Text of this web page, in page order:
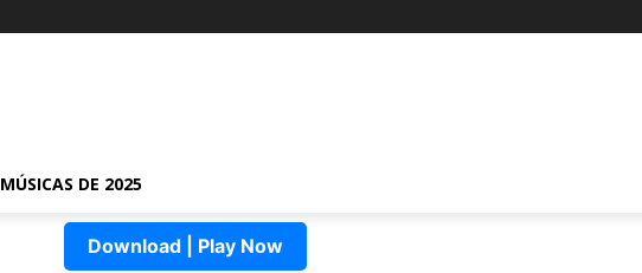
MÚSICAS DE 2025
Download | Play Now